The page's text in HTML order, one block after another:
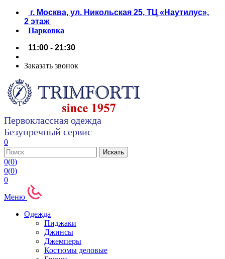
г. Москва, ул. Никольская 25, ТЦ «Наутилус»,
2 этаж
Парковка
11:00 - 21:30
Заказать звонок
Первоклассная одежда
Безупречный сервис
0
0(0)
0(0)
0
Меню
Одежда
Пиджаки
Джинсы
Джемперы
Костюмы деловые